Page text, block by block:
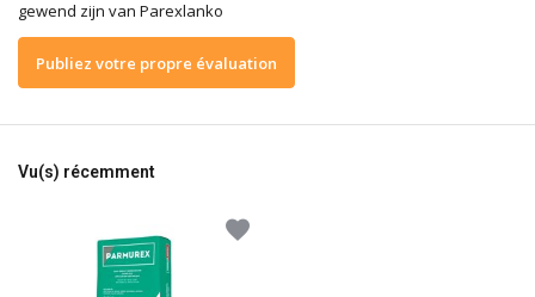
gewend zijn van Parexlanko
Publiez votre propre évaluation
Vu(s) récemment